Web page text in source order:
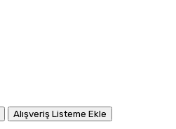
Alışveriş Listeme Ekle